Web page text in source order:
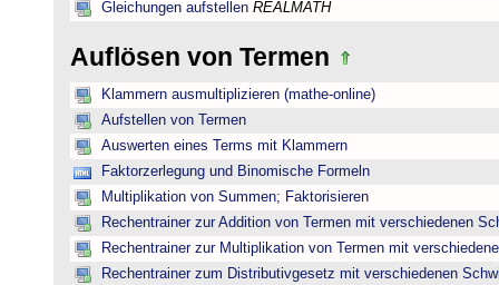
Gleichungen aufstellen REALMATH
Auflösen von Termen
Klammern ausmultiplizieren (mathe-online)
Aufstellen von Termen
Auswerten eines Terms mit Klammern
Faktorzerlegung und Binomische Formeln
Multiplikation von Summen; Faktorisieren
Rechentrainer zur Addition von Termen mit verschiedenen
Rechentrainer zur Multiplikation von Termen mit
Rechentrainer zum Distributivgesetz mit verschiedenen